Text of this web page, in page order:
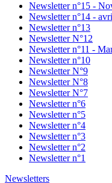
Newsletter n°15 -
Newsletter n°14 -
Newsletter n°13
Newsletter N°12
Newsletter n°11 -
Newsletter n°10
Newsletter N°9
Newsletter N°8
Newsletter N°7
Newsletter n°6
Newsletter n°5
Newsletter n°4
Newsletter n°3
Newsletter n°2
Newsletter n°1
Newsletters